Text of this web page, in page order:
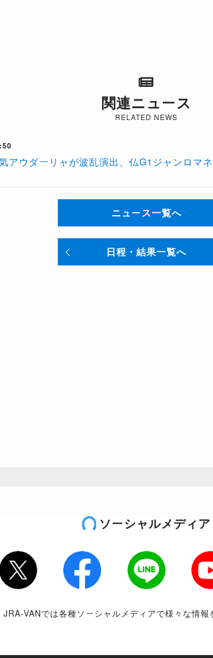
関連ニュース
RELATED NEWS
アウダーリャが波乱演出、仏G1ジャンロマ
ニュース一覧へ
日程・結果一覧へ
ソーシャルメディア
Twitter LINE
JRA-VANでは各種ソーシャルメディアで様々な情報